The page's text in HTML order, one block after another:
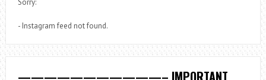
Sorry:
- Instagram feed not found.